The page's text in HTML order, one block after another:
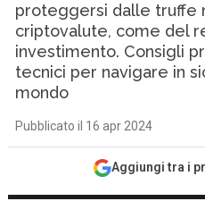
proteggersi dalle truffe
criptovalute, come del
investimento. Consigli
tecnici per navigare in
mondo
Pubblicato il 16 apr 2024
Aggiungi tra i